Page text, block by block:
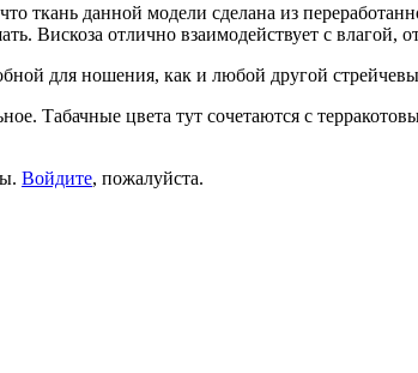
ткань данной модели сделана из
Вискоза отлично взаимодействует с влагой,
для ношения, как и любой другой
Табачные цвета тут сочетаются с
Войдите, пожалуйста.